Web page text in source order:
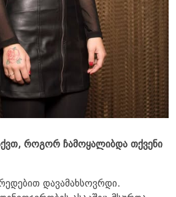
როგორ ჩამოყალიბდა თქვენი
დავამახსოვრდი.